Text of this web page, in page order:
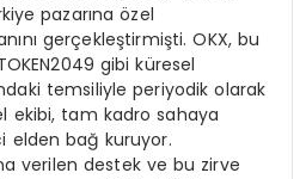
pazarına özel
gerçekleştirmişti. OKX, bu
gibi küresel
temsiliyle periyodik olarak
ekibi, tam kadro sahaya
elden bağ kuruyor.
verilen destek ve bu zirve